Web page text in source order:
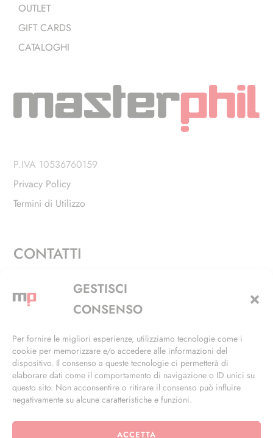
GESTISCI
CONSENSO
Per fornire le migliori esperienze, utilizziamo tecnologie come i
cookie per memorizzare e/o accedere alle informazioni del
dispositivo. Il consenso a queste tecnologie ci permetterà di
elaborare dati come il comportamento di navigazione o ID unici su
questo sito. Non acconsentire o ritirare il consenso può influire
negativamente su alcune caratteristiche e funzioni.
ACCETTA
OUTLET
GIFT CARDS
CATALOGHI
P.IVA 10536760159
Privacy Policy
Termini di Utilizzo
CONTATTI
Via Alfieri, 27 - Trezzano Sul Naviglio (MI)
+39 02 4846 3155
info@masterphil.it